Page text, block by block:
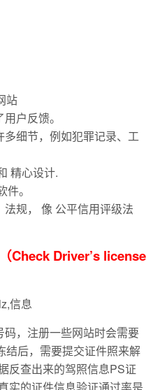
站
户反馈。
多细节，例如犯罪记录、工
精心设计.
。
法规， 像 公平信用评级法
Check Driver’s license
信息
，注册一些网站时会需要
结后，需要提交证件照来解
反查出来的驾照信息PS证